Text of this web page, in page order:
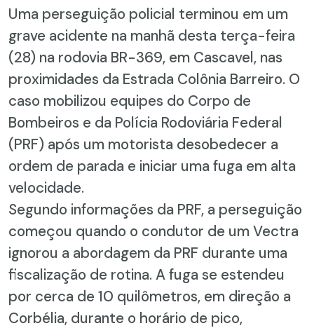
Uma perseguição policial terminou em um
grave acidente na manhã desta terça-feira
(28) na rodovia BR-369, em Cascavel, nas
proximidades da Estrada Colônia Barreiro. O
caso mobilizou equipes do Corpo de
Bombeiros e da Polícia Rodoviária Federal
(PRF) após um motorista desobedecer a
ordem de parada e iniciar uma fuga em alta
velocidade.
Segundo informações da PRF, a perseguição
começou quando o condutor de um Vectra
ignorou a abordagem da PRF durante uma
fiscalização de rotina. A fuga se estendeu
por cerca de 10 quilômetros, em direção a
Corbélia, durante o horário de pico,